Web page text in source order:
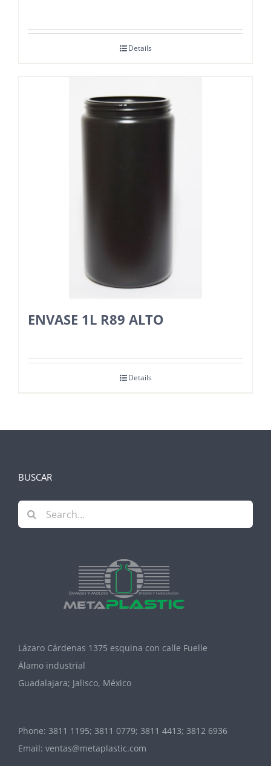
Details
ENVASE 1L R89 ALTO
Details
BUSCAR
Search
for:
Lázaro Cárdenas 1375 esquina con calle Fuelle
Álamo industrial
Guadalajara; Jalisco, México
Phone: 3811 1195; 3811 0779; 3811 4413; 3812 6936
Email: ventas@metaplastic.com